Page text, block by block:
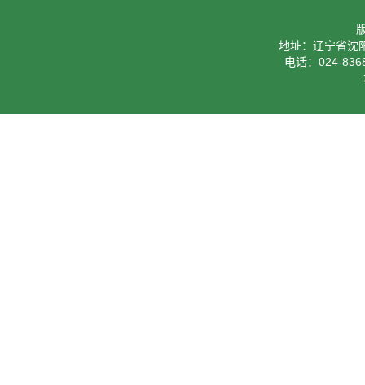
地址：辽宁省沈
电话：024-